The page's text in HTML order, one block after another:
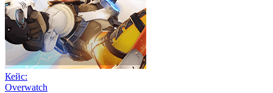
Кейс:
Overwatch